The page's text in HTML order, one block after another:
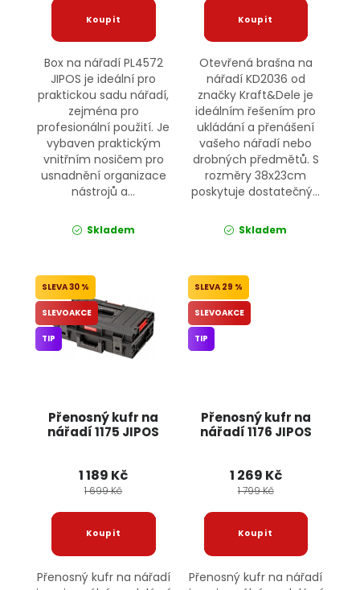
Box na nářadí PL4572
JIPOS je ideální pro
praktickou sadu nářadí,
zejména pro
profesionální použití. Je
vybaven praktickým
vnitřním nosičem pro
usnadnění organizace
nástrojů a...
Skladem
Otevřená brašna na
nářadí KD2036 od
značky Kraft&Dele je
ideálním řešením pro
ukládání a přenášení
vašeho nářadí nebo
drobných předmětů. S
rozměry 38x23cm
poskytuje dostatečný...
Skladem
Přenosný kufr na
nářadí 1175 JIPOS
30 %
SLEVOAKCE
TIP
1 189 Kč
1 699 Kč
Přenosný kufr na nářadí
Přenosný kufr na
nářadí 1176 JIPOS
29 %
SLEVOAKCE
TIP
1 269 Kč
1 799 Kč
Přenosný kufr na nářadí